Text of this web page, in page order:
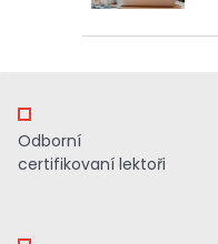
Odborní
certifikovaní lektoři